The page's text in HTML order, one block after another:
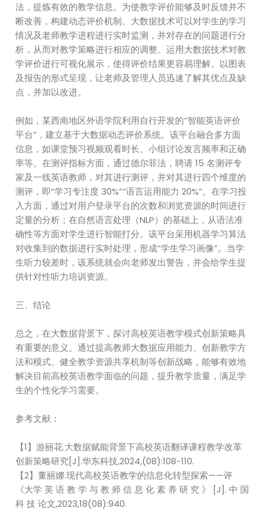
法，提炼有效的教学信息。为使教学评价能够及时反馈并不
断改善，构建动态评价机制。大数据技术可以对学生的学习
情况及老师教学进程进行实时监测，并对存在的问题进行分
析，从而对教学策略进行相应的调整。运用大数据技术对教
学评价进行可视化展示，使得评价结果更容易理解。以图表
及报告的形式呈现，让老师及管理人员迅速了解其优点及缺
点，并加以改进。
例如，某西南地区外语学院利用自行开发的“智能英语评价
平台”，建立基于大数据动态评价系统。该平台融合多方面
信息，如课堂预习视频观看时长、小组讨论发言频率和正确
率等。在测评指标方面，通过德尔菲法，聘请 15 名测评专
家及一线英语教师，对其进行测评，并对其进行四个维度的
测评，即“学习专注度 30%”“语言运用能力 20%”。在学习投
入方面，通过对用户登录平台的次数和浏览资源的时间进行
定量的分析；在自然语言处理（NLP）的基础上，从语法准
确性等方面对学生进行智能打分。该平台采用机器学习算法
对收集到的数据进行实时处理，形成“学生学习画像”。当学
生听力较差时，该系统就会向老师发出警告，并会给学生提
供针对性听力培训资源。
三、结论
总之，在大数据背景下，探讨高校英语教学模式创新策略具
有重要的意义。通过提高教师大数据应用能力、创新教学方
法和模式、健全教学资源共享机制等创新战略，能够有效地
解决目前高校英语教学面临的问题，提升教学质量，满足学
生的个性化学习需要。
参考文献：
【1】游丽花.大数据赋能背景下高校英语翻译课程教学改革
创新策略研究[J].华东科技,2024,(08):108-110.
【2】董丽娜.现代高校英语教学的信息化转型探索——评
《大学 英 语 教 学 与 教 师 信 息 化 素 养 研 究 》 [J]. 中 国
科 技 论文,2023,18(08):940.